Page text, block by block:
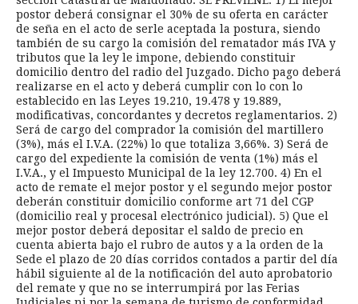
postor deberá consignar el 30% de su oferta en carácter
de seña en el acto de serle aceptada la postura, siendo
también de su cargo la comisión del rematador más IVA y
tributos que la ley le impone, debiendo constituir
domicilio dentro del radio del Juzgado. Dicho pago deberá
realizarse en el acto y deberá cumplir con lo con lo
establecido en las Leyes 19.210, 19.478 y 19.889,
modificativas, concordantes y decretos reglamentarios. 2)
Será de cargo del comprador la comisión del martillero
(3%), más el I.V.A. (22%) lo que totaliza 3,66%. 3) Será de
cargo del expediente la comisión de venta (1%) más el
I.V.A., y el Impuesto Municipal de la ley 12.700. 4) En el
acto de remate el mejor postor y el segundo mejor postor
deberán constituir domicilio conforme art 71 del CGP
(domicilio real y procesal electrónico judicial). 5) Que el
mejor postor deberá depositar el saldo de precio en
cuenta abierta bajo el rubro de autos y a la orden de la
Sede el plazo de 20 días corridos contados a partir del día
hábil siguiente al de la notificación del auto aprobatorio
del remate y que no se interrumpirá por las Ferias